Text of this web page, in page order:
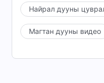
Найрал дууны
Магтан дууны видео